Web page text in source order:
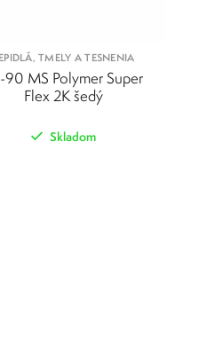
TMELY A TESNENIA
90 MS Polymer Super
Flex 2K šedý
Skladom